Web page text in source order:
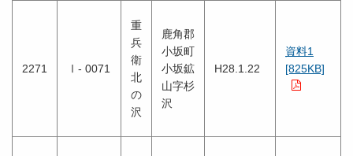
2271 Ⅰ- 0071
重
兵
衛
北
の
沢
鹿角郡
小坂町
小坂鉱
山字杉
沢
H28.1.22
資料1
[825KB]